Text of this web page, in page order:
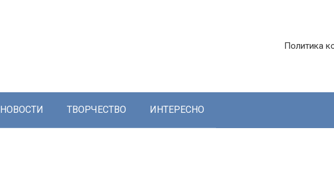
Политика
НОВОСТИ ТВОРЧЕСТВО ИНТЕРЕСНО